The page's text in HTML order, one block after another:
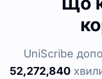
UniScribe
52,272,840